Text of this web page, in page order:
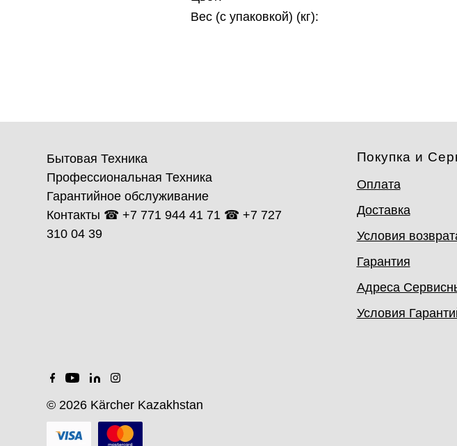
Вес (с упаковкой) (кг):
Бытовая Техника
Профессиональная Техника
Гарантийное обслуживание
Контакты ☎ +7 771 944 41 71 ☎ +7 727
310 04 39
Покупка и
Оплата
Доставка
Условия
Гарантия
Адреса
Условия
© 2026 Kärcher Kazakhstan